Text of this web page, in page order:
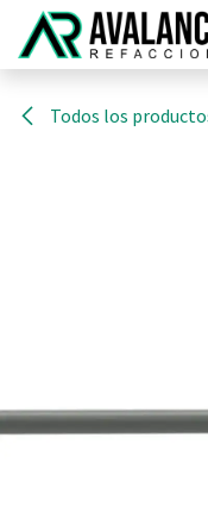
Ir al contenido
Todos los